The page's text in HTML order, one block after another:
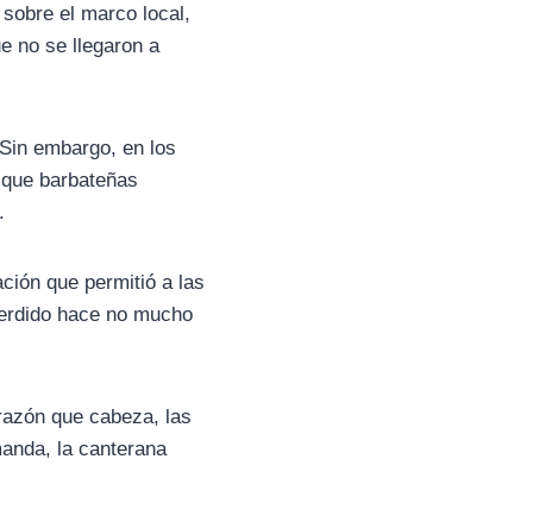
el marco local,
no se llegaron a
embargo, en los
barbateñas
que permitió a las
hace no mucho
que cabeza, las
la canterana